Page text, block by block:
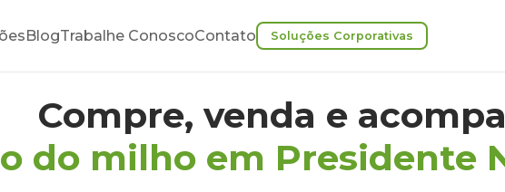
BlogTrabalhe ConoscoContato Soluções Corporativas
Compre, venda e
do milho em Presidente